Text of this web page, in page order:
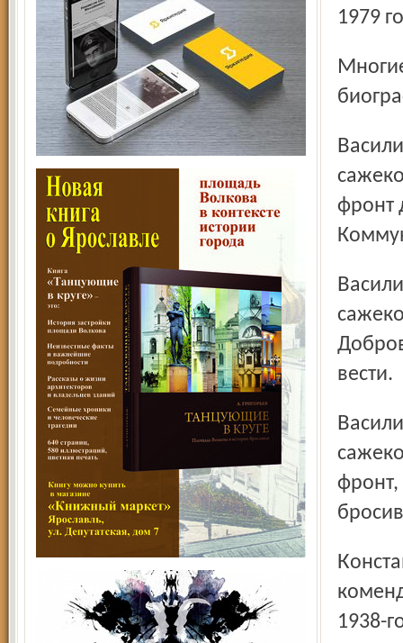
1979
Многие строители и первые рабочие завода имели яркие
Василий Иванович Смирнов – землекоп,
фронт
Василий Васильевич Карпов – маляр-штукатур,
вести.
Василий Геннадьевич Травников – землекоп,
фронт,
Константин Павлович Жильцов – разнорабочий,
1938-